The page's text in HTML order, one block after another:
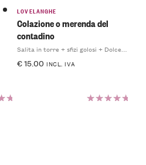
LOVELANGHE
Colazione o merenda del
contadino
Salita in torre + sfizi golosi + Dolcetto
€15.00 INCL. IVA